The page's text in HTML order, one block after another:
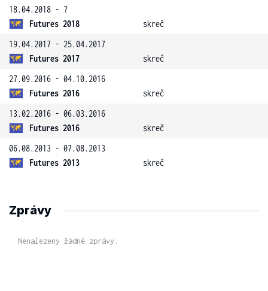
18.04.2018 - ?
Futures 2018
skreč
19.04.2017 - 25.04.2017
Futures 2017
skreč
27.09.2016 - 04.10.2016
Futures 2016
skreč
13.02.2016 - 06.03.2016
Futures 2016
skreč
06.08.2013 - 07.08.2013
Futures 2013
skreč
Zprávy
Nenalezeny žádné zprávy.